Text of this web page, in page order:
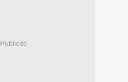
Publicité